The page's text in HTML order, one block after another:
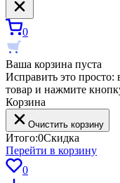
0
Ваша корзина пуста
Исправить это
товар и нажмите
Корзина
Очистить корзину
Итого:0Скидка
Перейти в корзину
0